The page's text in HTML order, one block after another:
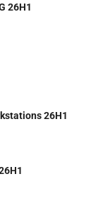
26H1
26H1